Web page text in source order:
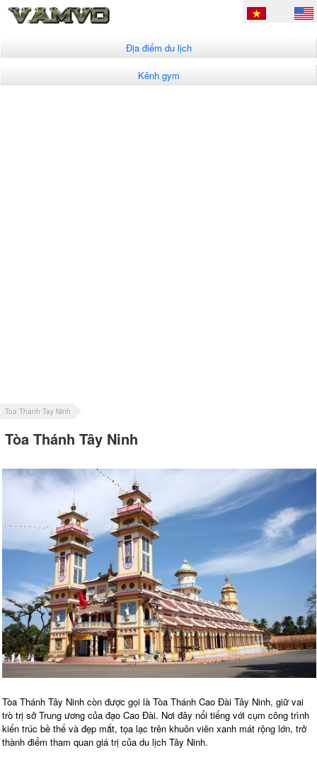
Địa điểm du lịch
Kênh gym
Toa Thanh Tay Ninh
Tòa Thánh Tây Ninh
Tòa Thánh Tây Ninh còn được gọi là Tòa Thánh Cao Đài Tây Ninh, giữ vai
trò trị sở Trung ương của đạo Cao Đài. Nơi đây nổi tiếng với cụm công trình
kiến trúc bề thế và đẹp mắt, tọa lạc trên khuôn viên xanh mát rộng lớn, trở
thành điểm tham quan giá trị của du lịch Tây Ninh.